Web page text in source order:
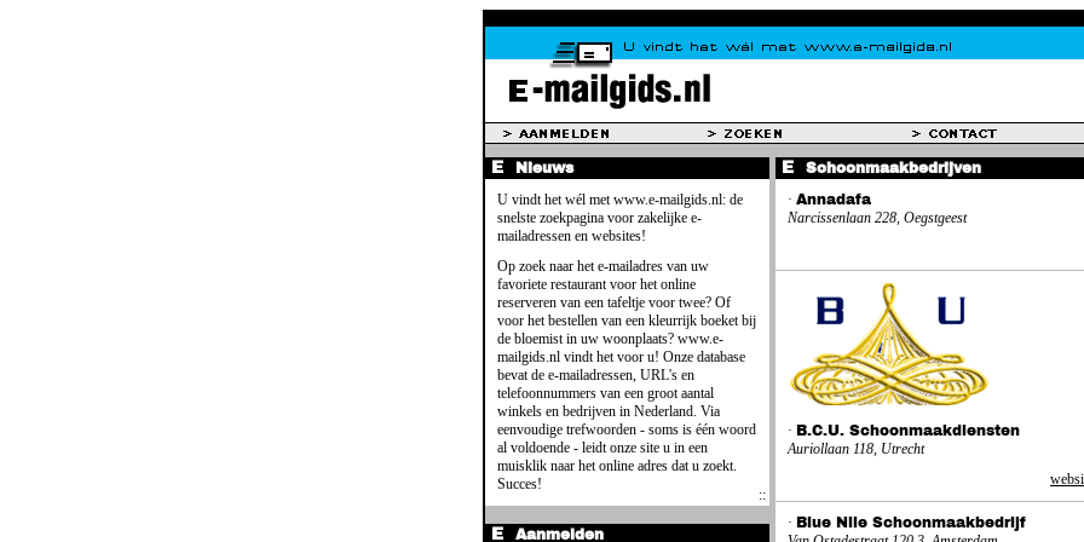
Nieuws
U vindt het wél met www.e-mailgids.nl: de
snelste zoekpagina voor zakelijke e-
mailadressen en websites!
Op zoek naar het e-mailadres van uw
favoriete restaurant voor het online
reserveren van een tafeltje voor twee? Of
voor het bestellen van een kleurrijk boeket bij
de bloemist in uw woonplaats? www.e-
mailgids.nl vindt het voor u! Onze database
bevat de e-mailadressen, URL's en
telefoonnummers van een groot aantal
winkels en bedrijven in Nederland. Via
eenvoudige trefwoorden - soms is één woord
al voldoende - leidt onze site u in een
muisklik naar het online adres dat u zoekt.
Succes!
Aanmelden
Schoonmaakbedrijven
· Annadafa
Narcissenlaan 228, Oegstgeest
· B.C.U. Schoonmaakdiensten
Auriollaan 118, Utrecht
· Blue Nile Schoonmaakbedrijf